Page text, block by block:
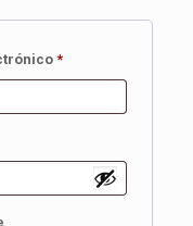
*Obligatorio